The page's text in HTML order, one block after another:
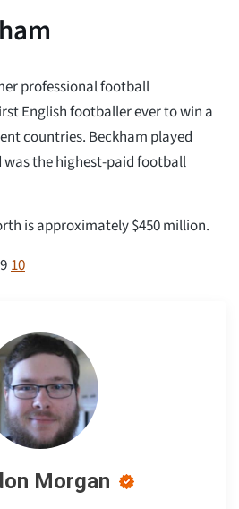
professional football
English footballer ever to win a
countries. Beckham played
the highest-paid football
is approximately $450 million.
910
Morgan